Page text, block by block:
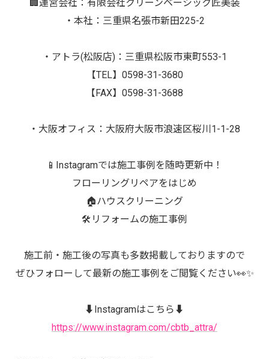
🏢運営会社：有限会社クリーンベーシック匠美装
・本社：三重県名張市新田225-2
・アトラ(松阪店)：三重県松阪市東町553-1
【TEL】0598-31-3680
【FAX】0598-31-3688
・大阪オフィス：大阪府大阪市浪速区桜川1-1-28
📱Instagramでは施工事例を随時更新中！
フローリングリペアをはじめ
🏠ハウスクリーニング
🛠️リフォームの施工事例
施工前・施工後の写真も多数掲載しておりますので
ぜひフォローして最新の施工事例をご閲覧ください👀✨
⬇️Instagramはこちら⬇️
https://www.instagram.com/cbtb_attra/